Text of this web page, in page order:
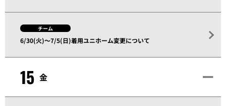
チーム
6/30(火)～7/5(日)着用ユニホーム変更について
15 金